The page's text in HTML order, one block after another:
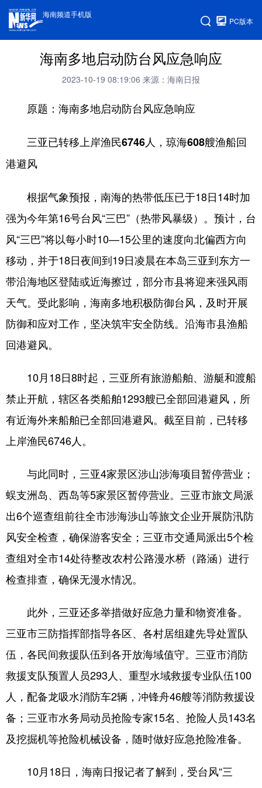
海南频道手机版
PC版本
海南多地启动防台风应急响应
2023-10-19 08:19:06 来源：海南日报
原题：海南多地启动防台风应急响应
三亚已转移上岸渔民6746人，琼海608艘渔船回
港避风
根据气象预报，南海的热带低压已于18日14时加
强为今年第16号台风“三巴”（热带风暴级）。预计，台
风“三巴”将以每小时10—15公里的速度向北偏西方向
移动，并于18日夜间到19日凌晨在本岛三亚到东方一
带沿海地区登陆或近海擦过，部分市县将迎来强风雨
天气。受此影响，海南多地积极防御台风，及时开展
防御和应对工作，坚决筑牢安全防线。沿海市县渔船
回港避风。
10月18日8时起，三亚所有旅游船舶、游艇和渡船
禁止开航，辖区各类船舶1293艘已全部回港避风，所
有近海外来船舶已全部回港避风。截至目前，已转移
上岸渔民6746人。
与此同时，三亚4家景区涉山涉海项目暂停营业；
蜈支洲岛、西岛等5家景区暂停营业。三亚市旅文局派
出6个巡查组前往全市涉海渉山等旅文企业开展防汛防
风安全检查，确保游客安全；三亚市交通局派出5个检
查组对全市14处待整改农村公路漫水桥（路涵）进行
检查排查，确保无漫水情况。
此外，三亚还多举措做好应急力量和物资准备。
三亚市三防指挥部指导各区、各村居组建先导处置队
伍，各民间救援队伍到各开放海域值守。三亚市消防
救援支队预置人员293人、重型水域救援专业队伍100
人，配备龙吸水消防车2辆，冲锋舟46艘等消防救援设
备；三亚市水务局动员抢险专家15名、抢险人员143名
及挖掘机等抢险机械设备，随时做好应急抢险准备。
10月18日，海南日报记者了解到，受台风“三